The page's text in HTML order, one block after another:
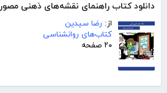
دانلود کتاب راهنمای نقشه‌های ذهنی مصور
از: رضا سیدین
کتاب‌های روانشناسی
۲۰ صفحه